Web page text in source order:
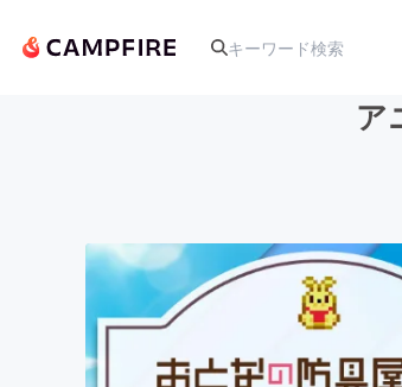
アート・写真
テクノロジー・ガジ
ア